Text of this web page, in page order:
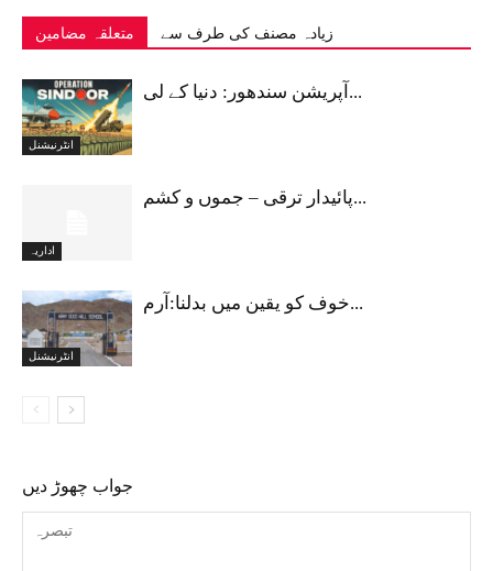
متعلقہ مضامین زیادہ مصنف کی طرف سے
انٹرنیشنل
آپریشن سندھور: دنیا کے لی...
اداریہ
پائیدار ترقی – جموں و کشم...
انٹرنیشنل
خوف کو یقین میں بدلنا:آرم...
جواب چھوڑ دیں